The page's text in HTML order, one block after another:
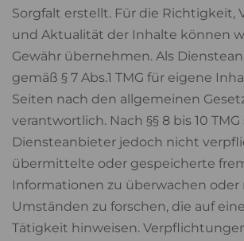
Sorgfalt erstellt. Für die Richtigkeit,
und Aktualität der Inhalte können
Gewähr übernehmen. Als
gemäß § 7 Abs.1 TMG für eigene
Seiten nach den allgemeinen
verantwortlich. Nach §§ 8 bis 10
Diensteanbieter jedoch nicht
übermittelte oder gespeicherte
Informationen zu überwachen oder
Umständen zu forschen, die auf
Tätigkeit hinweisen.